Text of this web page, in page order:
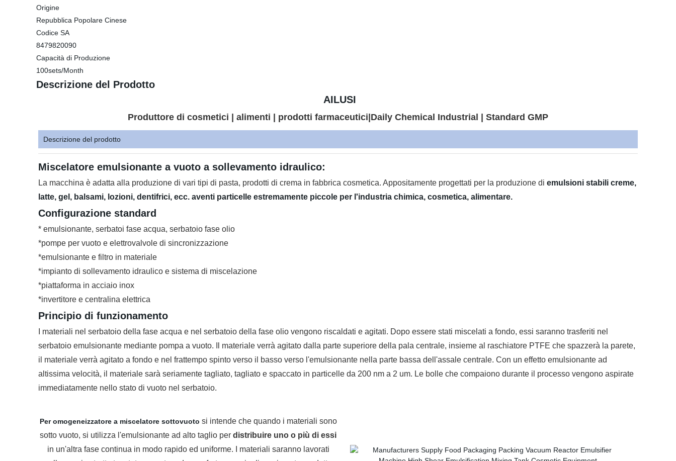
Origine
Repubblica Popolare Cinese
Codice SA
8479820090
Capacità di Produzione
100sets/Month
Descrizione del Prodotto
AILUSI
Produttore di cosmetici | alimenti | prodotti farmaceutici|Daily Chemical Industrial | Standard GMP
Descrizione del prodotto
Miscelatore emulsionante a vuoto a sollevamento idraulico:
La macchina è adatta alla produzione di vari tipi di pasta, prodotti di crema in fabbrica cosmetica. Appositamente progettati per la produzione di emulsioni stabili creme,
latte, gel, balsami, lozioni, dentifrici, ecc. aventi particelle estremamente piccole per l'industria chimica, cosmetica, alimentare.
Configurazione standard
* emulsionante, serbatoi fase acqua, serbatoio fase olio
*pompe per vuoto e elettrovalvole di sincronizzazione
*emulsionante e filtro in materiale
*impianto di sollevamento idraulico e sistema di miscelazione
*piattaforma in acciaio inox
*invertitore e centralina elettrica
Principio di funzionamento
I materiali nel serbatoio della fase acqua e nel serbatoio della fase olio vengono riscaldati e agitati. Dopo essere stati miscelati a fondo, essi saranno trasferiti nel
serbatoio emulsionante mediante pompa a vuoto. Il materiale verrà agitato dalla parte superiore della pala centrale, insieme al raschiatore PTFE che spazzerà la parete,
il materiale verrà agitato a fondo e nel frattempo spinto verso il basso verso l'emulsionante nella parte bassa dell'assale centrale. Con un effetto emulsionante ad
altissima velocità, il materiale sarà seriamente tagliato, tagliato e spaccato in particelle da 200 nm a 2 um. Le bolle che compaiono durante il processo vengono aspirate
immediatamente nello stato di vuoto nel serbatoio.
Per omogeneizzatore a miscelatore sottovuoto si intende che quando i materiali sono
sotto vuoto, si utilizza l'emulsionante ad alto taglio per distribuire uno o più di essi
in un'altra fase continua in modo rapido ed uniforme. I materiali saranno lavorati